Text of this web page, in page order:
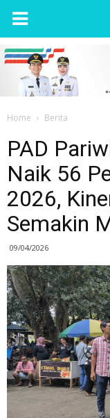
Wisata
Bojonegoro
Home Berita
PAD
Naik 56
2026,
Semakin
09/04/2026